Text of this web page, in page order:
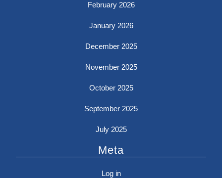
February 2026
January 2026
December 2025
November 2025
October 2025
September 2025
July 2025
Meta
Log in